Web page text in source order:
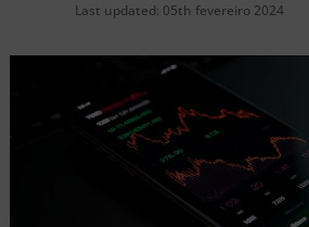
Last updated: 05th fevereiro 2024